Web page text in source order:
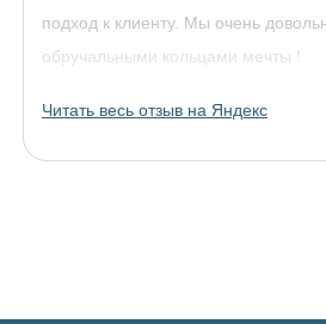
подход к клиенту. Мы очень
обручальными кольцами мечты !
Читать весь отзыв на Яндекс